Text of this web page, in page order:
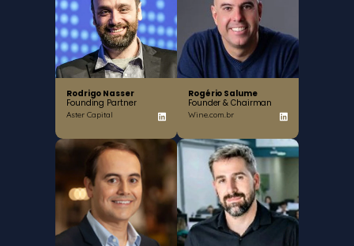
Rodrigo Nasser
Founding Partner
Aster Capital
Rogério Salume
Founder & Chairman
Wine.com.br